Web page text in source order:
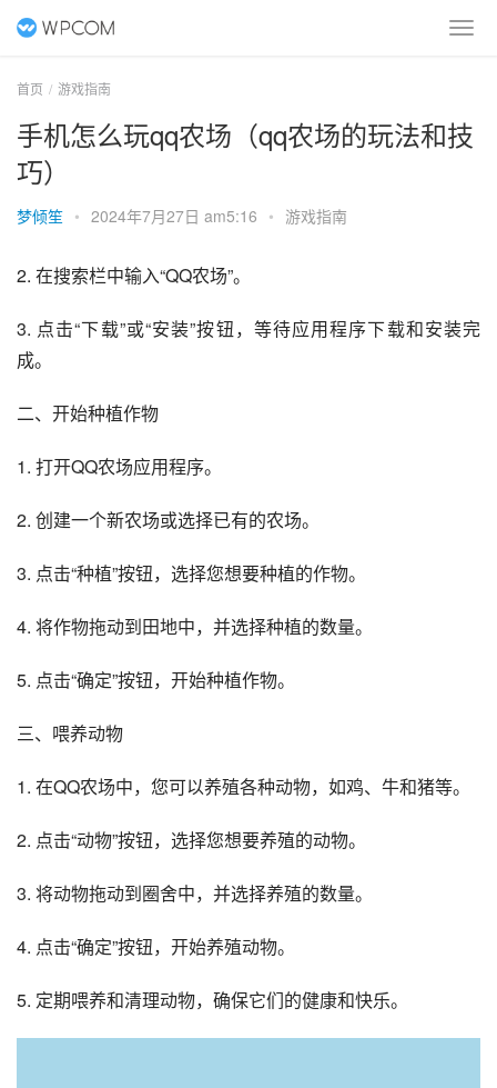
首页 游戏指南
手机怎么玩qq农场（qq农场的玩法和技
巧）
梦倾笙 • 2024年7月27日 am5:16 • 游戏指南
2. 在搜索栏中输入“QQ农场”。
3. 点击“下载”或“安装”按钮，等待应用程序下载和安装完
成。
二、开始种植作物
1. 打开QQ农场应用程序。
2. 创建一个新农场或选择已有的农场。
3. 点击“种植”按钮，选择您想要种植的作物。
4. 将作物拖动到田地中，并选择种植的数量。
5. 点击“确定”按钮，开始种植作物。
三、喂养动物
1. 在QQ农场中，您可以养殖各种动物，如鸡、牛和猪等。
2. 点击“动物”按钮，选择您想要养殖的动物。
3. 将动物拖动到圈舍中，并选择养殖的数量。
4. 点击“确定”按钮，开始养殖动物。
5. 定期喂养和清理动物，确保它们的健康和快乐。